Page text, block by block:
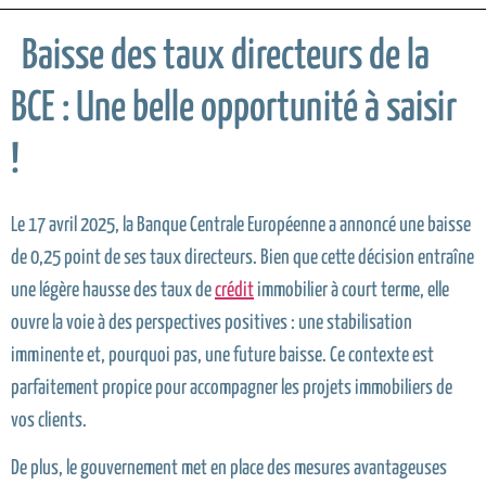
Baisse des taux directeurs de la
BCE : Une belle opportunité à saisir
!
Le 17 avril 2025, la Banque Centrale Européenne a annoncé une baisse
de 0,25 point de ses taux directeurs. Bien que cette décision entraîne
une légère hausse des taux decrédit immobilier à court terme, elle
ouvre la voie à des perspectives positives : une stabilisation
imminente et, pourquoi pas, une future baisse. Ce contexte est
parfaitement propice pour accompagner les projets immobiliers de
vos clients.
De plus, le gouvernement met en place des mesures avantageuses